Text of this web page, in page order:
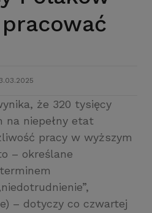
że 320 tysięcy
na niepełny etat
pracy w wyższym
– określane
– dotyczy co czwartej